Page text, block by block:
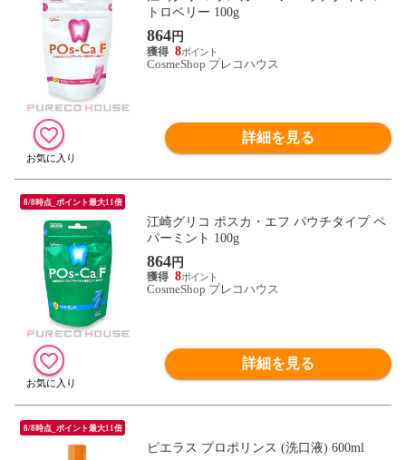
トロベリー 100g
864円
8
CosmeShop プレコハウス
詳細を見る
8/8時点_ポイント最大11倍
江崎グリコ ポスカ・エフ パウチタイプ ペ
パーミント 100g
864円
8
CosmeShop プレコハウス
詳細を見る
8/8時点_ポイント最大11倍
ピエラス プロポリンス (洗口液) 600ml